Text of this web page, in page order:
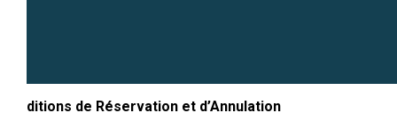
Conditions de Réservation et d’Annulation